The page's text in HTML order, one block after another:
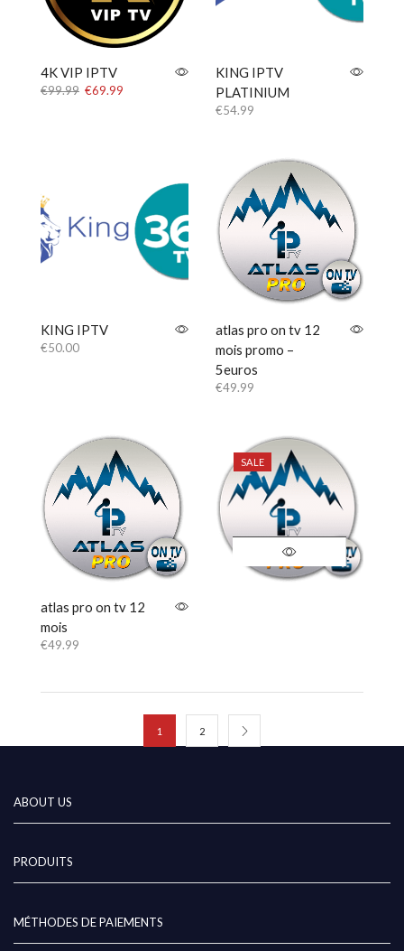
4K VIP IPTV
€99.99 Original
€69.99
KING IPTV
PLATINIUM
€54.99
KING IPTV
€50.00
atlas pro on tv 12
mois promo –
5euros
€49.99
atlas pro on tv 12
mois
€49.99
SALE
1 2
ABOUT US
PRODUITS
MÉTHODES DE PAIEMENTS